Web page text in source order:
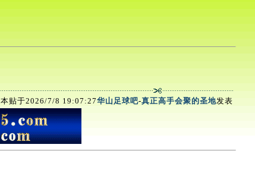
本贴于2026/7/8 19:07:27华山足球吧-真正高手会聚的圣地发表